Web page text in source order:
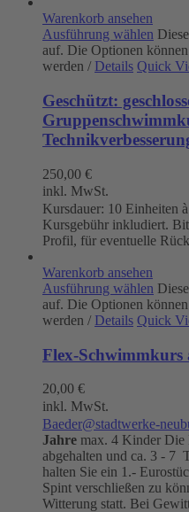
Warenkorb ansehen
Ausführung wählen
auf. Die Optionen
werden / Details Quick
Geschützt:
250,00 €
inkl. MwSt.
Kursdauer: 10 Einheiten
Kursgebühr inkludiert.
Profil, für eventuelle
Warenkorb ansehen
Ausführung wählen
auf. Die Optionen
werden / Details Quick
Flex-Schwimmkurs
20,00 €
inkl. MwSt.
Baeder@stadtwerke-
Jahre max. 4 Kinder
abgehalten und ca. 3 - 7
halten Sie ein 1.-
Spint verschließen zu
Witterung statt. Bei